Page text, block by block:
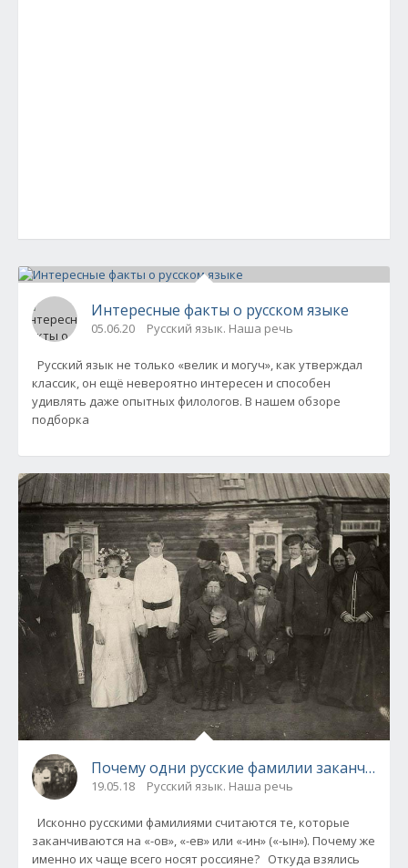
Интересные факты о русском языке
05.06.20 Русский язык. Наша речь
Русский язык не только «велик и могуч», как утверждал
классик, он ещё невероятно интересен и способен
удивлять даже опытных филологов. В нашем обзоре
подборка
Почему одни русские фамилии
19.05.18 Русский язык. Наша речь
Исконно русскими фамилиями считаются те, которые
заканчиваются на «-ов», «-ев» или «-ин» («-ын»). Почему же
именно их чаще всего носят россияне? Откуда взялись